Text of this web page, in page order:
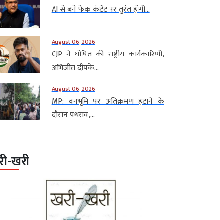
AI से बने फेक कंटेंट पर तुरंत होगी...
August 06, 2026
CJP ने घोषित की राष्ट्रीय कार्यकारिणी,
अभिजीत दीपके...
August 06, 2026
MP: वनभूमि पर अतिक्रमण हटाने के
दौरान पथराव,...
खरी